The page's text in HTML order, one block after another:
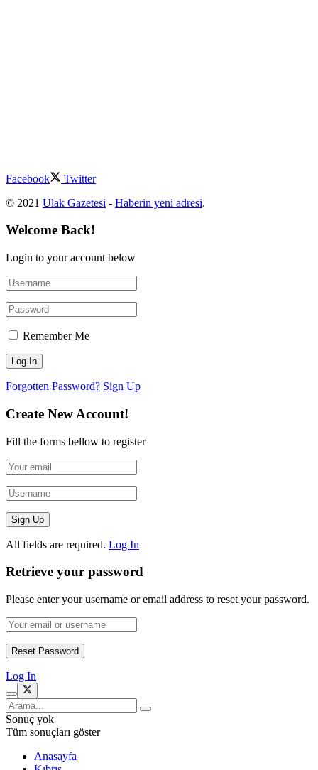
Facebook
Twitter
© 2021 Ulak Gazetesi - Haberin yeni adresi.
Welcome Back!
Login to your account below
Remember Me
Forgotten Password? Sign Up
Create New Account!
Fill the forms bellow to register
All fields are required. Log In
Retrieve your password
Please enter your username or email address to reset your password.
Log In
Sonuç yok
Tüm sonuçları göster
Anasayfa